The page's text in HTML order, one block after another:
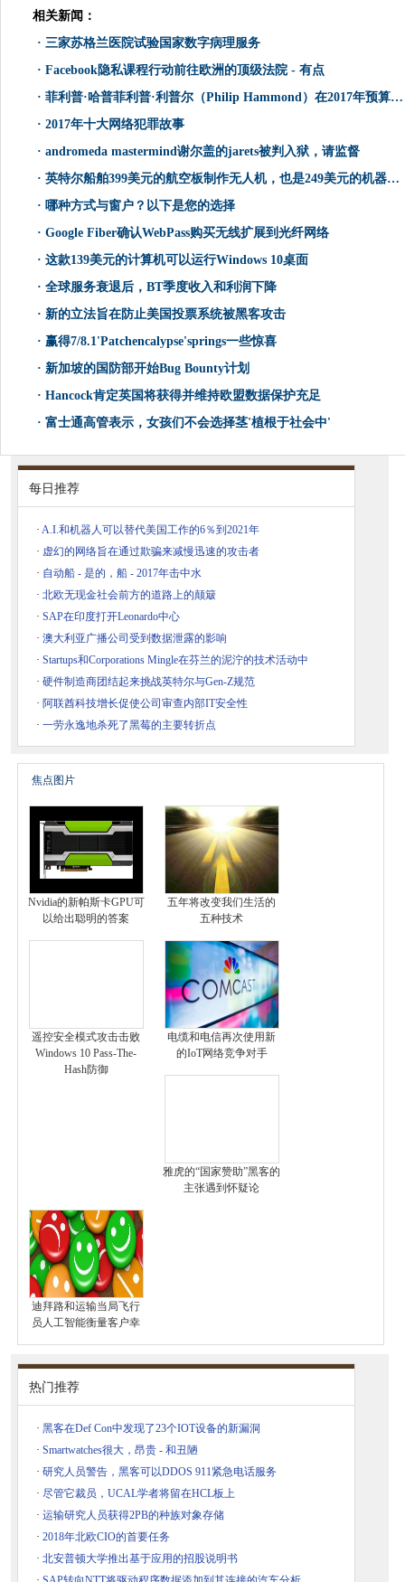
相关新闻：
· 三家苏格兰医院试验国家数字病理服务
· Facebook隐私课程行动前往欧洲的顶级法院 - 有点
· 菲利普·哈普菲利普·利普尔（Philip Hammond）在2017年预算中为Tech承诺超过500米
· 2017年十大网络犯罪故事
· andromeda mastermind谢尔盖的jarets被判入狱，请监督
· 英特尔船舶399美元的航空板制作无人机，也是249美元的机器人套件
· 哪种方式与窗户？以下是您的选择
· Google Fiber确认WebPass购买无线扩展到光纤网络
· 这款139美元的计算机可以运行Windows 10桌面
· 全球服务衰退后，BT季度收入和利润下降
· 新的立法旨在防止美国投票系统被黑客攻击
· 赢得7/8.1'Patchencalypse'springs一些惊喜
· 新加坡的国防部开始Bug Bounty计划
· Hancock肯定英国将获得并维持欧盟数据保护充足
· 富士通高管表示，女孩们不会选择茎'植根于社会中'
每日推荐
· A.I.和机器人可以替代美国工作的6％到2021年
· 虚幻的网络旨在通过欺骗来减慢迅速的攻击者
· 自动船 - 是的，船 - 2017年击中水
· 北欧无现金社会前方的道路上的颠簸
· SAP在印度打开Leonardo中心
· 澳大利亚广播公司受到数据泄露的影响
· Startups和Corporations Mingle在芬兰的泥泞的技术活动中
· 硬件制造商团结起来挑战英特尔与Gen-Z规范
· 阿联酋科技增长促使公司审查内部IT安全性
· 一劳永逸地杀死了黑莓的主要转折点
焦点图片
Nvidia的新帕斯卡GPU可
以给出聪明的答案
五年将改变我们生活的
五种技术
遥控安全模式攻击击败
Windows 10 Pass-The-
Hash防御
电缆和电信再次使用新
的IoT网络竞争对手
雅虎的“国家赞助”黑客的
主张遇到怀疑论
迪拜路和运输当局飞行
员人工智能衡量客户幸
热门推荐
· 黑客在Def Con中发现了23个IOT设备的新漏洞
· Smartwatches很大，昂贵 - 和丑陋
· 研究人员警告，黑客可以DDOS 911紧急电话服务
· 尽管它裁员，UCAL学者将留在HCL板上
· 运输研究人员获得2PB的种族对象存储
· 2018年北欧CIO的首要任务
· 北安普顿大学推出基于应用的招股说明书